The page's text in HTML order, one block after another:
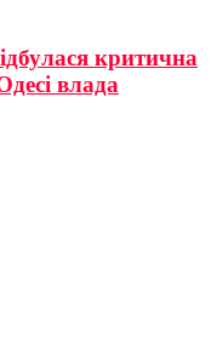
критична
влада